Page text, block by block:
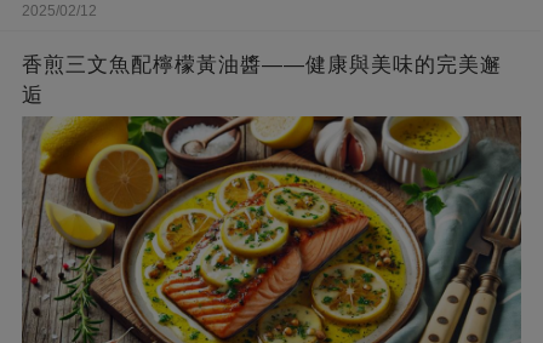
2025/02/12
香煎三文魚配檸檬黃油醬——健康與美味的完美邂
逅